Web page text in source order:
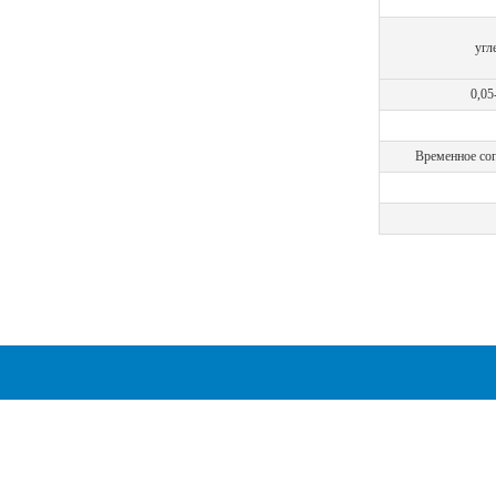
Временное